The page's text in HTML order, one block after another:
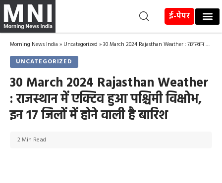
ई-पेपर
Morning News India » Uncategorized »30 March 2024 Rajasthan Weather : राजस्थान में एक्टिव हुआ पश्चिमी विक्षोभ, इन 17 जिलों में होने वाली है बारिश
UNCATEGORIZED
30 March 2024 Rajasthan Weather
: राजस्थान में एक्टिव हुआ पश्चिमी विक्षोभ,
इन 17 जिलों में होने वाली है बारिश
2 Min Read